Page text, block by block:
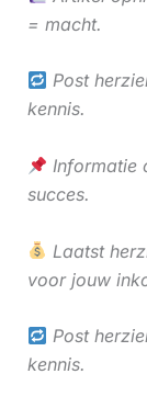
= macht.
Post
kennis.
Informatie
succes.
Laatst
voor jouw
Post
kennis.